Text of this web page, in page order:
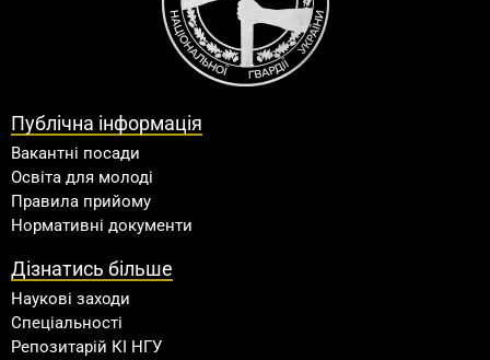
Публічна інформація
Вакантні посади
Освіта для молоді
Правила прийому
Нормативні документи
Дізнатись більше
Наукові заходи
Спеціальності
Репозитарій КІ НГУ